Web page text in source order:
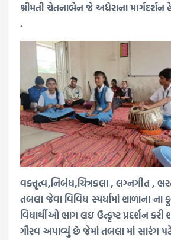
શ્રીમતી ચેતનાબેન જે અધેરાના
.
વક્તૃત્વ,નિબંધ,ચિત્રકલા , લગ્નગીત ,
તબલા જેવા વિવિધ સ્પર્ધામાં શાળાના ના
વિદ્યાર્થીઓ ભાગ લઇ ઉત્કૃષ્ટ પ્રદર્શન કરી
ગૌરવ અપાવ્યું છે જેમાં તબલા માં સારંગ